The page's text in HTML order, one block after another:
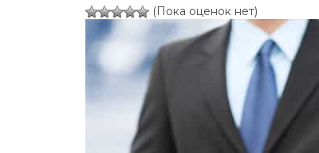
(Пока оценок нет)